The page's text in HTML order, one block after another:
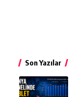
Son Yazılar